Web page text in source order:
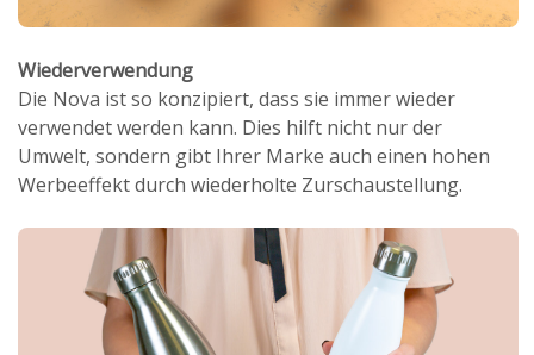
Wiederverwendung
Die Nova ist so konzipiert, dass sie immer wieder
verwendet werden kann. Dies hilft nicht nur der
Umwelt, sondern gibt Ihrer Marke auch einen hohen
Werbeeffekt durch wiederholte Zurschaustellung.